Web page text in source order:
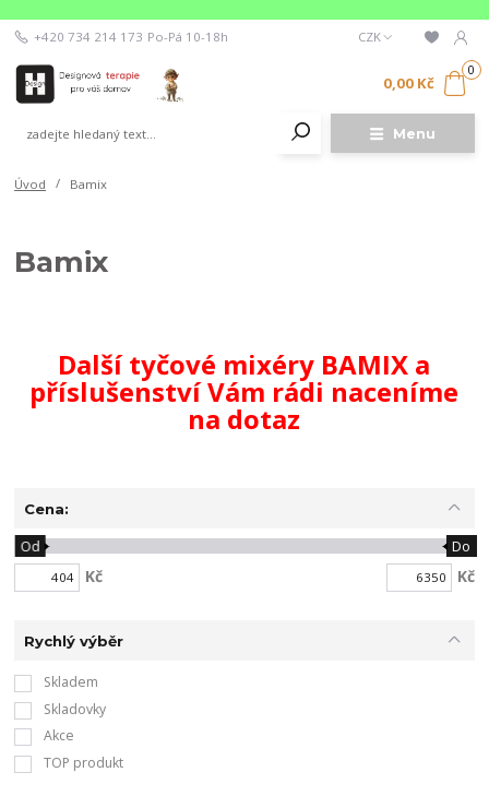
Menu
CZK
+420 734 214 173 Po-Pá 10-18h
0
0,00 Kč
Úvod Bamix
Bamix
Další tyčové mixéry BAMIX a
příslušenství Vám rádi naceníme
na dotaz
Cena:
Kč
Od Do
Kč
Rychlý výběr
Skladem
Skladovky
Akce
TOP produkt